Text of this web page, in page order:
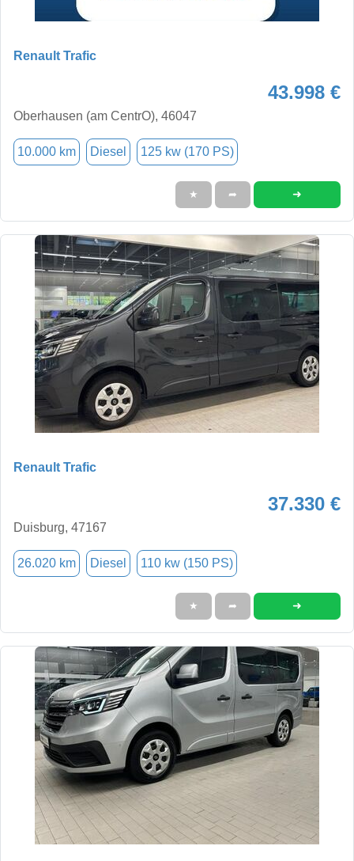
Renault Trafic
43.998 €
Oberhausen (am CentrO), 46047
10.000 km Diesel 125 kw (170 PS)
★ ➦ ➜
Renault Trafic
37.330 €
Duisburg, 47167
26.020 km Diesel 110 kw (150 PS)
★ ➦ ➜